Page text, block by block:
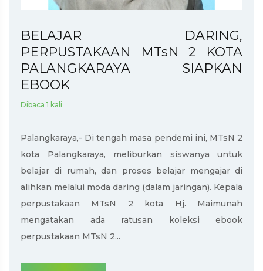
BELAJAR DARING,
PERPUSTAKAAN MTsN 2 KOTA
PALANGKARAYA SIAPKAN
EBOOK
Dibaca 1 kali
Palangkaraya,- Di tengah masa pendemi ini, MTsN 2
kota Palangkaraya, meliburkan siswanya untuk
belajar di rumah, dan proses belajar mengajar di
alihkan melalui moda daring (dalam jaringan). Kepala
perpustakaan MTsN 2 kota Hj. Maimunah
mengatakan ada ratusan koleksi ebook
perpustakaan MTsN 2...